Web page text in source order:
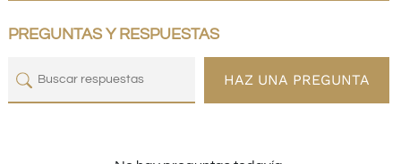
PREGUNTAS Y RESPUESTAS
HAZ UNA PREGUNTA